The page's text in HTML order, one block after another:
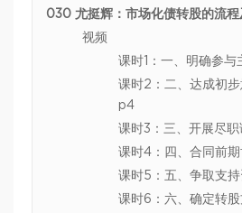
030 尤挺辉：市场化债转股的流
视频
课时1：一、明确参
课时2：二、达成初
p4
课时3：三、开展尽
课时4：四、合同前
课时5：五、争取支
课时6：六、确定转